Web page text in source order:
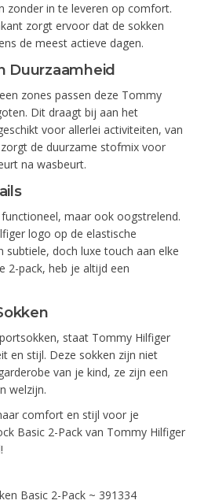
zonder in te leveren op comfort.
zorgt ervoor dat de sokken
de meest actieve dagen.
Duurzaamheid
zones passen deze Tommy
Dit draagt bij aan het
voor allerlei activiteiten, van
de duurzame stofmix voor
na wasbeurt.
maar ook oogstrelend.
logo op de elastische
doch luxe touch aan elke
2-pack, heb je altijd een
staat Tommy Hilfiger
en stijl. Deze sokken zijn niet
van je kind, ze zijn een
welzijn.
comfort en stijl voor je
Basic 2-Pack van Tommy Hilfiger
Basic 2-Pack ~ 391334